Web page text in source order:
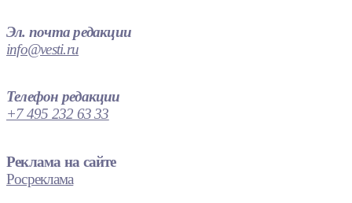
Эл. почта редакции
info@vesti.ru
Телефон редакции
+7 495 232 63 33
Реклама на сайте
Росреклама